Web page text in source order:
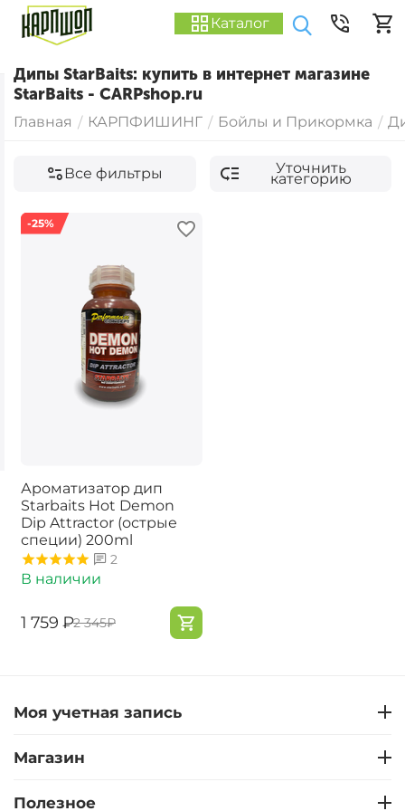
Каталог
Дипы StarBaits: купить в интернет магазине
StarBaits - CARPshop.ru
Главная / КАРПФИШИНГ / Бойлы и Прикормка /
Все фильтры Уточнить
категорию
-25%
Ароматизатор дип
Starbaits Hot Demon
Dip Attractor (острые
специи) 200ml
2
В наличии
‍1 759‍ ₽‍2 345‍₽
Моя учетная запись
Магазин
Полезное